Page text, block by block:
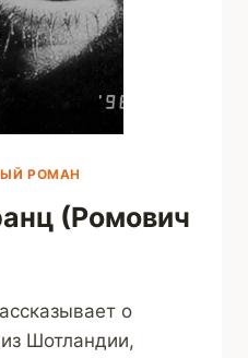
РОМАН
(Ромович
о
Шотландии,